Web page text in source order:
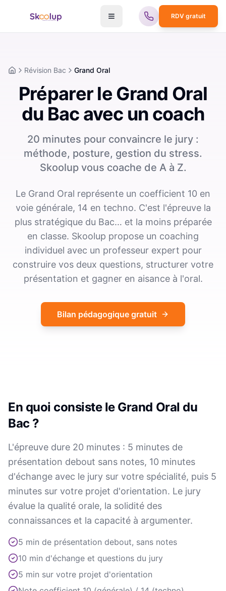
RDV gratuit
AccueilRévision Bac Grand Oral
Préparer le Grand Oral
du Bac avec un coach
20 minutes pour convaincre le jury :
méthode, posture, gestion du stress.
Skoolup vous coache de A à Z.
Le Grand Oral représente un coefficient 10 en
voie générale, 14 en techno. C'est l'épreuve la
plus stratégique du Bac… et la moins préparée
en classe. Skoolup propose un coaching
individuel avec un professeur expert pour
construire vos deux questions, structurer votre
présentation et gagner en aisance à l'oral.
Bilan pédagogique gratuit
En quoi consiste le Grand Oral du
Bac ?
L'épreuve dure 20 minutes : 5 minutes de
présentation debout sans notes, 10 minutes
d'échange avec le jury sur votre spécialité, puis 5
minutes sur votre projet d'orientation. Le jury
évalue la qualité orale, la solidité des
connaissances et la capacité à argumenter.
5 min de présentation debout, sans notes
10 min d'échange et questions du jury
5 min sur votre projet d'orientation